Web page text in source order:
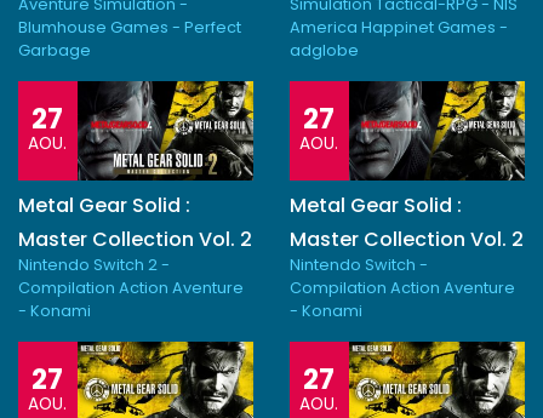
Aventure Simulation -
Blumhouse Games - Perfect
Garbage
Simulation Tactical-RPG - NIS
America Happinet Games -
adglobe
27
AOU.
Metal Gear Solid :
Master Collection Vol. 2
Nintendo Switch 2 -
Compilation Action Aventure
- Konami
27
AOU.
Metal Gear Solid :
Master Collection Vol. 2
Nintendo Switch -
Compilation Action Aventure
- Konami
27
AOU.
27
AOU.